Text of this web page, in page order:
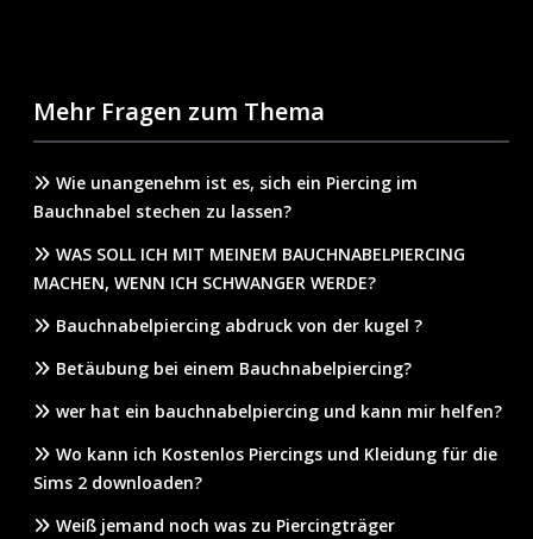
Mehr Fragen zum Thema
Wie unangenehm ist es, sich ein Piercing im
Bauchnabel stechen zu lassen?
WAS SOLL ICH MIT MEINEM BAUCHNABELPIERCING
MACHEN, WENN ICH SCHWANGER WERDE?
Bauchnabelpiercing abdruck von der kugel ?
Betäubung bei einem Bauchnabelpiercing?
wer hat ein bauchnabelpiercing und kann mir helfen?
Wo kann ich Kostenlos Piercings und Kleidung für die
Sims 2 downloaden?
Weiß jemand noch was zu Piercingträger